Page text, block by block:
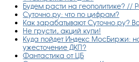
Будем расти на геополитике? //
Суточно.ру: что по цифрам?
Как зарабатывают Суточно.ру?
Не грусти, акций купи!
Куда пойдет Индекс МосБиржи:
ужесточение ДКП?
Фантастика от ЦБ